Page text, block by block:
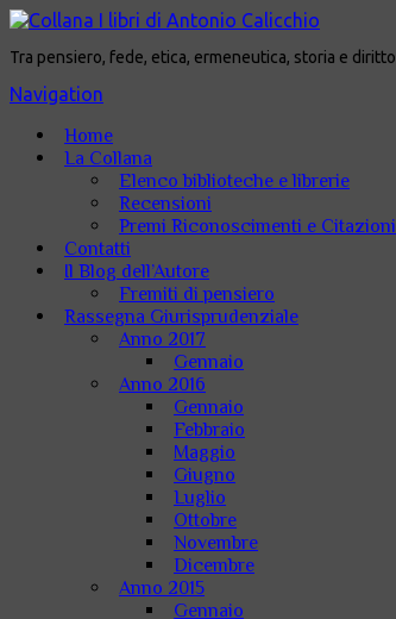
Tra pensiero, fede, etica, ermeneutica, storia e diritto
Navigation
Home
La Collana
Elenco biblioteche e librerie
Recensioni
Premi Riconoscimenti e Citazioni
Contatti
Il Blog dell’Autore
Fremiti di pensiero
Rassegna Giurisprudenziale
Anno 2017
Gennaio
Anno 2016
Gennaio
Febbraio
Maggio
Giugno
Luglio
Ottobre
Novembre
Dicembre
Anno 2015
Gennaio